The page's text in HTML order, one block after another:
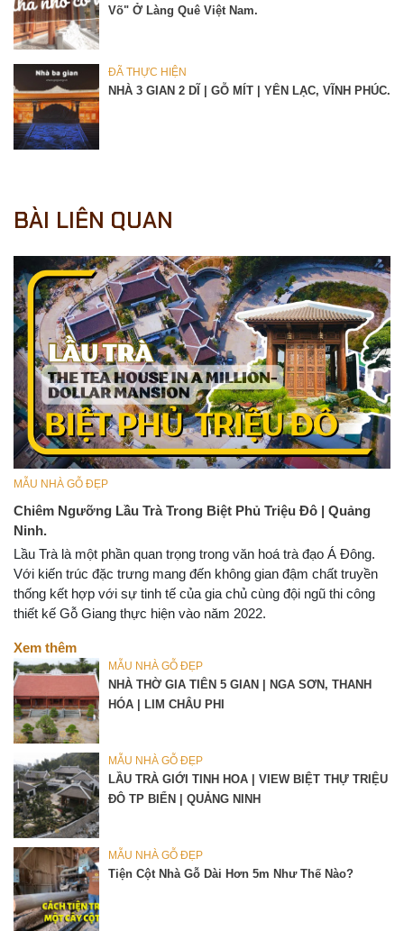
Võ" Ở Làng Quê Việt Nam.
ĐÃ THỰC HIỆN
NHÀ 3 GIAN 2 DĨ | GỖ MÍT | YÊN LẠC, VĨNH PHÚC.
BÀI LIÊN QUAN
MẪU NHÀ GỖ ĐẸP
Chiêm Ngưỡng Lầu Trà Trong Biệt Phủ Triệu Đô | Quảng
Ninh.
Lầu Trà là một phần quan trọng trong văn hoá trà đạo Á Đông.
Với kiến trúc đặc trưng mang đến không gian đậm chất truyền
thống kết hợp với sự tinh tế của gia chủ cùng đội ngũ thi công
thiết kế Gỗ Giang thực hiện vào năm 2022.
Xem thêm
MẪU NHÀ GỖ ĐẸP
NHÀ THỜ GIA TIÊN 5 GIAN | NGA SƠN, THANH
HÓA | LIM CHÂU PHI
MẪU NHÀ GỖ ĐẸP
LẦU TRÀ GIỚI TINH HOA | VIEW BIỆT THỰ TRIỆU
ĐÔ TP BIỂN | QUẢNG NINH
MẪU NHÀ GỖ ĐẸP
Tiện Cột Nhà Gỗ Dài Hơn 5m Như Thế Nào?